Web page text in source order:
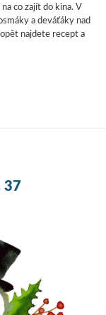
co zajít do kina. V
a deváťáky nad
najdete recept a
37